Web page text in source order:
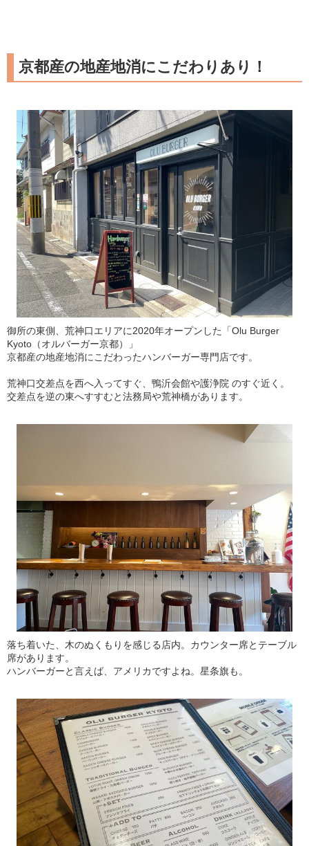
京都産の地産地消にこだわりあり！
御所の東側、荒神口エリアに2020年オープンした「Olu Burger
Kyoto（オルバーガー京都）」
京都産の地産地消にこだわったハンバーガー専門店です。
荒神口交差点を西へ入ってすぐ、鴨沂会館や護浄院 のすぐ近く。
交差点を逆の東へすすむと法務局や荒神橋があります。
落ち着いた、木のぬくもりを感じる店内。カウンター席とテーブル
席があります。
ハンバーガーと言えば、アメリカですよね。星条旗も。